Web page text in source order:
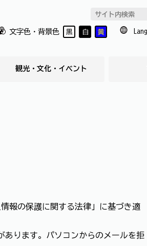
文字色・背景色 黒 白 黄
観光・文化・イベント
報の保護に関する法律」に基づき適
あります。パソコンからのメールを拒